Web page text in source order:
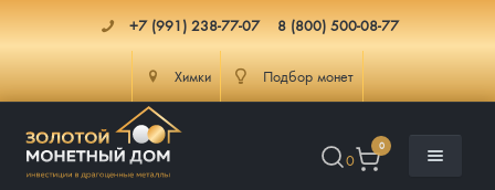
+7 (991) 238-77-07 8 (800) 500-08-77
Химки Подбор монет
0
0